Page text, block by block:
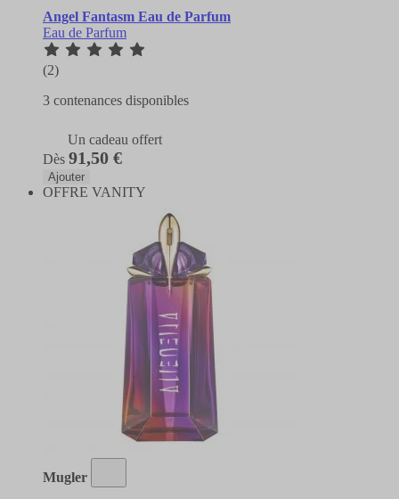
Angel Fantasm Eau de Parfum
Eau de Parfum
(2)
3 contenances disponibles
Un cadeau offert
Dès 91,50 €
Ajouter
OFFRE VANITY
Mugler